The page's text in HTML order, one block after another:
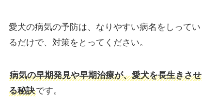
愛犬の病気の予防は、なりやすい病名をしってい
るだけで、対策をとってください。
病気の早期発見や早期治療が、愛犬を長生きさせ
る秘訣です。